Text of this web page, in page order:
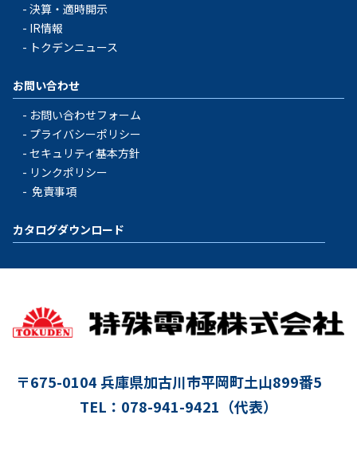
決算・適時開示
IR情報
トクデンニュース
お問い合わせ
お問い合わせフォーム
プライバシーポリシー
セキュリティ基本方針
リンクポリシー
免責事項
カタログダウンロード
〒675-0104 兵庫県加古川市平岡町土山899番5
TEL：078-941-9421（代表）